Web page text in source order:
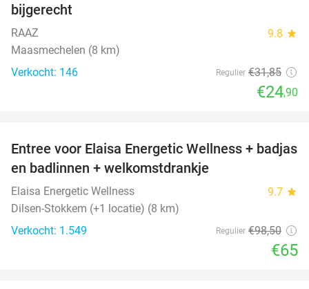
bijgerecht
RAAZ 9.8 star
Maasmechelen (8 km)
Verkocht: 146
Regulier €31,85
€24,90
34%
Entree voor Elaisa Energetic Wellness + badjas
en badlinnen + welkomstdrankje
Elaisa Energetic Wellness 9.7 star
Dilsen-Stokkem (+1 locatie) (8 km)
Verkocht: 1.549
Regulier €98,50
€65